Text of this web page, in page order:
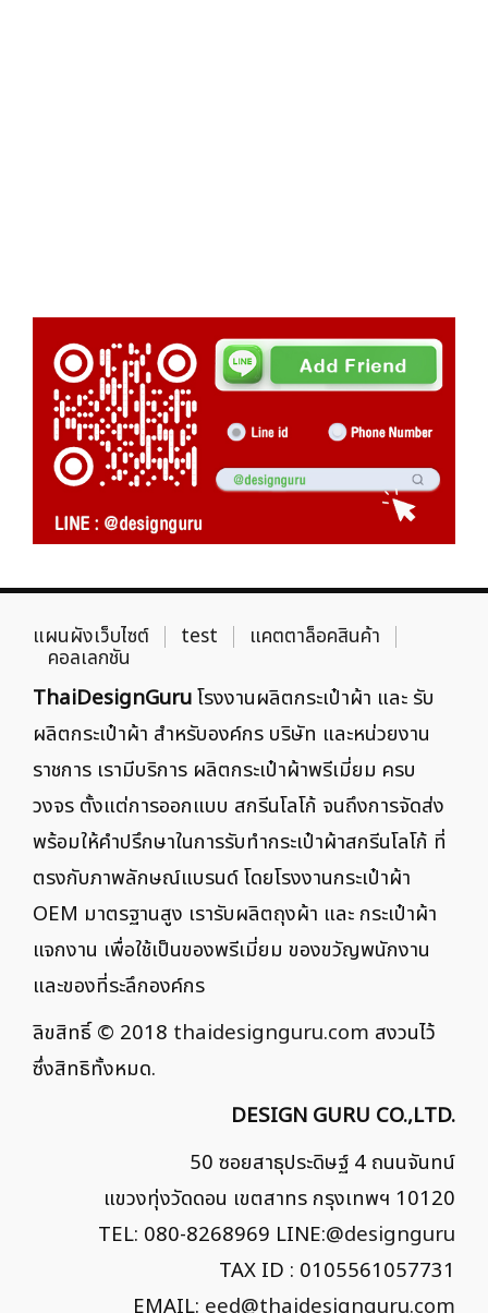
แผนผังเว็บไซต์ test แคตตาล็อคสินค้า
คอลเลกชัน
ThaiDesignGuruโรงงานผลิตกระเป๋าผ้า และ รับ
ผลิตกระเป๋าผ้า สำหรับองค์กร บริษัท และหน่วยงาน
ราชการ เรามีบริการ ผลิตกระเป๋าผ้าพรีเมี่ยม ครบ
วงจร ตั้งแต่การออกแบบ สกรีนโลโก้ จนถึงการจัดส่ง
พร้อมให้คำปรึกษาในการรับทำกระเป๋าผ้าสกรีนโลโก้ ที่
ตรงกับภาพลักษณ์แบรนด์ โดยโรงงานกระเป๋าผ้า
OEM มาตรฐานสูง เรารับผลิตถุงผ้า และ กระเป๋าผ้า
แจกงาน เพื่อใช้เป็นของพรีเมี่ยม ของขวัญพนักงาน
และของที่ระลึกองค์กร
ลิขสิทธิ์ © 2018 thaidesignguru.com สงวนไว้
ซึ่งสิทธิทั้งหมด.
DESIGN GURU CO.,LTD.
50 ซอยสาธุประดิษฐ์ 4 ถนนจันทน์
แขวงทุ่งวัดดอน เขตสาทร กรุงเทพฯ 10120
TEL: 080-8268969 LINE:@designguru
TAX ID : 0105561057731
EMAIL: eed@thaidesignguru.com